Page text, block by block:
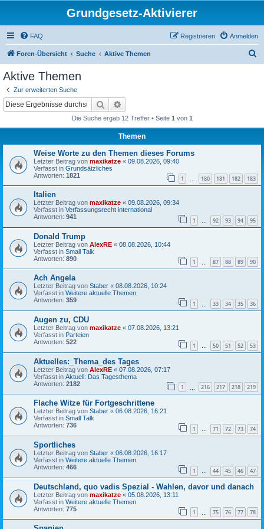
Grundgesetz-Aktivierer
FAQ Anmelden
Registrieren
Foren-Übersicht Suche Aktive Themen
Aktive Themen
Zur erweiterten Suche
Suche
Die Suche ergab 12 Treffer • Seite 1 von 1
Themen
Weise Worte zu den Themen dieses Forums
Letzter Beitrag von maxikatze « 09.08.2026, 09:40
Verfasst in Grundsätzliches
Antworten: 1821 1 180 181 182 183
Italien
Letzter Beitrag von maxikatze « 09.08.2026, 09:34
Verfasst in Verfassungsrecht international
Antworten: 941 1 … 92 93 94 95
Donald Trump
Letzter Beitrag von AlexRE « 08.08.2026, 10:44
Verfasst in Small Talk
Antworten: 890 1 87 88 89 90
Ach Angela
Letzter Beitrag von Staber « 08.08.2026, 10:24
Verfasst in Weitere aktuelle Themen
Antworten: 359 1 33 34 35 36
Augen zu, CDU
Letzter Beitrag von maxikatze « 07.08.2026, 13:21
Verfasst in Parteien
Antworten: 522 1 … 50 51 52 53
Aktuelles:_Thema_des Tages
Letzter Beitrag von AlexRE « 07.08.2026, 07:17
Verfasst in Aktuell: Das Tagesthema
Antworten: 2182 1 216 217 218 219
Flache Witze für Fortgeschrittene
Letzter Beitrag von Staber « 06.08.2026, 16:21
Verfasst in Small Talk
Antworten: 736 1 … 71 72 73 74
Sportliches
Letzter Beitrag von Staber « 06.08.2026, 16:17
Verfasst in Weitere aktuelle Themen
Antworten: 466 1 … 44 45 46 47
Deutschland, quo vadis Spezial - Wahlen, davor und danach
Letzter Beitrag von maxikatze « 05.08.2026, 13:11
Verfasst in Weitere aktuelle Themen
Antworten: 775 1 75 76 77 78